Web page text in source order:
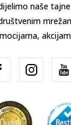
naše